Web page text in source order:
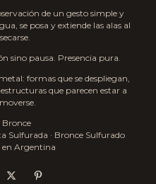
de un gesto simple y
se posa y extiende las alas al
sino pausa. Presencia pura.
formas que se despliegan,
que parecen estar a
Bronce
Sulfurada · Bronce Sulfurado
en Argentina